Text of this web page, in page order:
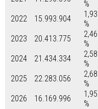
%
2022
15.993.904
1,93
%
2023
20.413.775
2,46
%
2024
21.434.334
2,58
%
2025
22.283.056
2,68
%
2026
16.169.996
1,95
%